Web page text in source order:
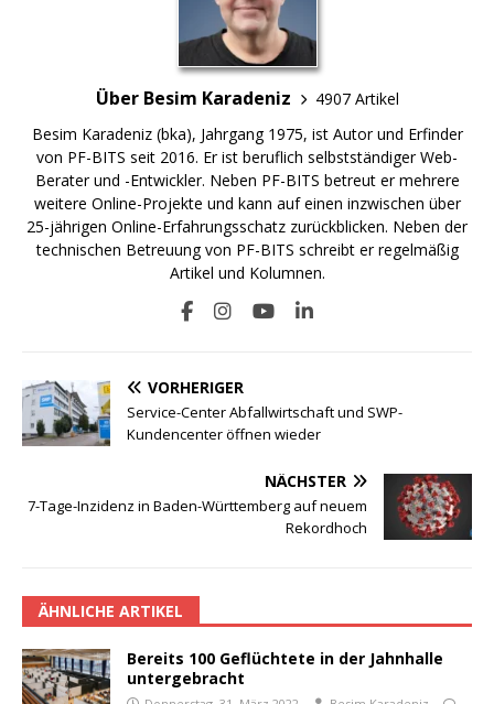
Über Besim Karadeniz
4907 Artikel
Besim Karadeniz (bka), Jahrgang 1975, ist Autor und Erfinder
von PF-BITS seit 2016. Er ist beruflich selbstständiger Web-
Berater und -Entwickler. Neben PF-BITS betreut er mehrere
weitere Online-Projekte und kann auf einen inzwischen über
25-jährigen Online-Erfahrungsschatz zurückblicken. Neben der
technischen Betreuung von PF-BITS schreibt er regelmäßig
Artikel und Kolumnen.
VORHERIGER
Service-Center Abfallwirtschaft und SWP-
Kundencenter öffnen wieder
NÄCHSTER
7-Tage-Inzidenz in Baden-Württemberg auf neuem
Rekordhoch
ÄHNLICHE ARTIKEL
Bereits 100 Geflüchtete in der Jahnhalle
untergebracht